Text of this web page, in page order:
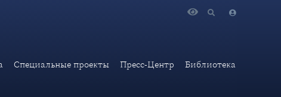
Специальные проекты Пресс-Центр Библиотека
России